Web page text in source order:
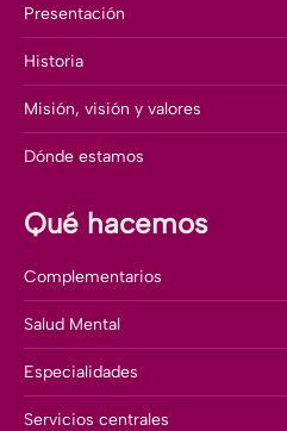
Presentación
Historia
Misión, visión y valores
Dónde estamos
Qué hacemos
Complementarios
Salud Mental
Especialidades
Servicios centrales